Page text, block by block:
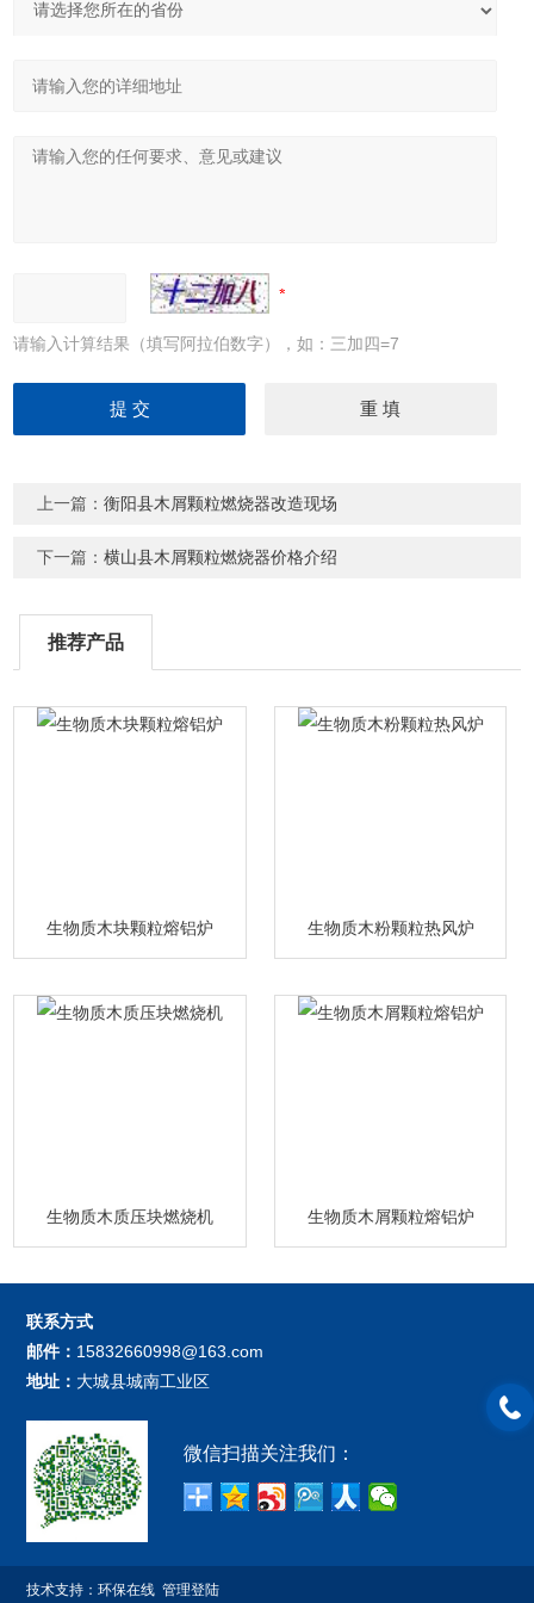
请输入计算结果（填写阿拉伯数字），如：三加四=7
上一篇：衡阳县木屑颗粒燃烧器改造现场
下一篇：横山县木屑颗粒燃烧器价格介绍
推荐产品
生物质木块颗粒熔铝炉 生物质木粉颗粒热风炉
生物质木质压块燃烧机 生物质木屑颗粒熔铝炉
联系方式
邮件： 15832660998@163.com
地址： 大城县城南工业区
微信扫描关注我们：
技术支持：环保在线 管理登陆